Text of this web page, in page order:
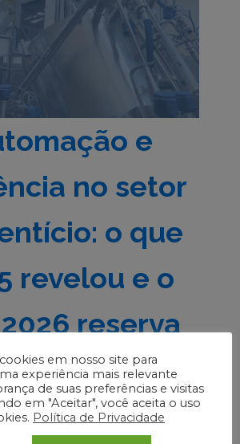
e
no setor
o que
revelou e o
reserva
como um ano decisivo
indústrias alimentícias, como
molhos, sopas e produtos
a processados diversos. Em
desafios de mercado, alta
em nosso site para
experiência mais relevante
de suas preferências e visitas
em "Aceitar", você aceita o uso
Política de Privacidade